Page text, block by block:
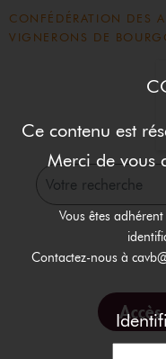
Panneau de gestion des
CONFÉDÉRATION DES
VIGNERONS DE
Ce contenu est
Merci de vous
Vous êtes
Contactez-nous à